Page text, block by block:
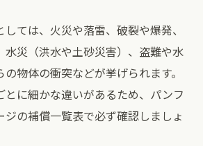
ては、火災や落雷、破裂や爆発、
水災（洪水や土砂災害）、盗難や水
物体の衝突などが挙げられます。
とに細かな違いがあるため、パンフ
ジの補償一覧表で必ず確認しましょ